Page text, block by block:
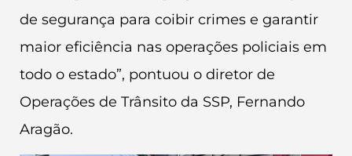
de segurança para coibir crimes e garantir
maior eficiência nas operações policiais em
todo o estado”, pontuou o diretor de
Operações de Trânsito da SSP, Fernando
Aragão.